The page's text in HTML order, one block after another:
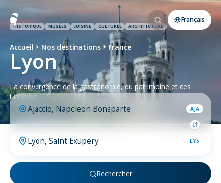
Français
HISTORIQUE MUSÉES CUISINE CULTUREL ARCHITECTURE
Accueil Nos destinations France
Lyon
La convergence de la gastronomie, du patrimoine et des
lumières
AJA
LYS
Rechercher